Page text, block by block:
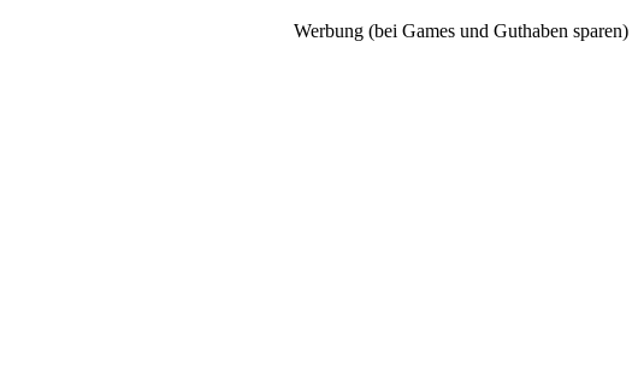
Werbung (bei Games und Guthaben sparen)